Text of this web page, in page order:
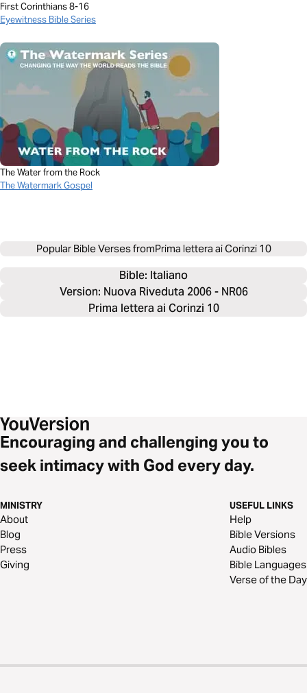
First Corinthians 8-16
Eyewitness Bible Series
The Water from the Rock
The Watermark Gospel
Popular Bible Verses fromPrima lettera ai Corinzi 10
Bible: Italiano
Version: Nuova Riveduta 2006 - NR06
Prima lettera ai Corinzi 10
Encouraging and challenging you to
seek intimacy with God every day.
MINISTRY
About
Blog
Press
Giving
USEFUL LINKS
Help
Bible Versions
Audio Bibles
Bible Languages
Verse of the Day